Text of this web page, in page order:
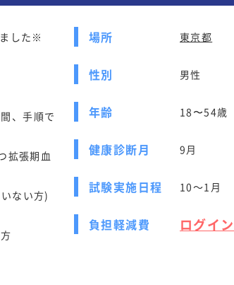
した※
、手順で
拡張期血
ない方)
場所 東京都
性別 男性
年齢 18〜54歳
健康診断月 9月
試験実施日程 10～1月
負担軽減費 ログイン